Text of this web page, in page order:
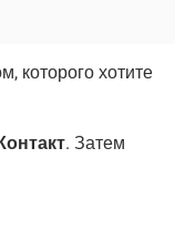
которого хотите
. Затем